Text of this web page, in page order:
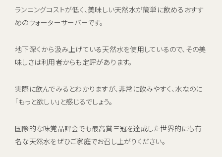
ランニングコストが低く、美味しい天然水が簡単に飲めるおすす
めのウォーターサーバーです。
地下深くから汲み上げている天然水を使用しているので、その美
味しさは利用者からも定評があります。
実際に飲んでみるとわかりますが、非常に飲みやすく、水なのに
「もっと欲しい」と感じるでしょう。
国際的な味覚品評会でも最高賞三冠を達成した世界的にも有
名な天然水をぜひご家庭でお召し上がりください。